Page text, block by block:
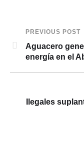
PREVIOUS POST
Aguacero
energía en el
Ilegales